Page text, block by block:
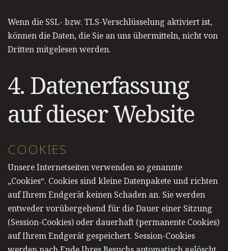
Wenn die SSL- bzw. TLS-Verschlüsselung aktiviert ist,
können die Daten, die Sie an uns übermitteln, nicht von
Dritten mitgelesen werden.
4. Datenerfassung
auf dieser Website
COOKIES
Unsere Internetseiten verwenden so genannte
„Cookies“. Cookies sind kleine Datenpakete und richten
auf Ihrem Endgerät keinen Schaden an. Sie werden
entweder vorübergehend für die Dauer einer Sitzung
(Session-Cookies) oder dauerhaft (permanente Cookies)
auf Ihrem Endgerät gespeichert. Session-Cookies